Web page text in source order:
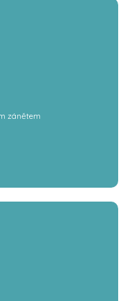
zánětem